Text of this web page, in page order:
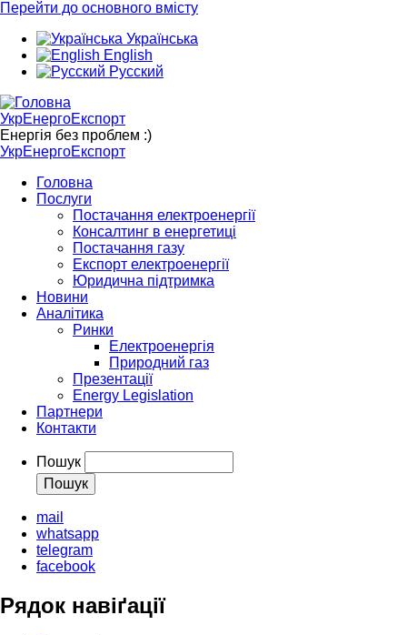
Перейти до основного вмісту
Українська
English
Русский
УкрЕнергоЕкспорт
Енергія без проблем :)
УкрЕнергоЕкспорт
Головна
Послуги
Постачання електроенергії
Консалтинг в енергетиці
Постачання газу
Експорт електроенергії
Юридична підтримка
Новини
Аналітика
Ринки
Електроенергія
Природний газ
Презентації
Energy Legislation
Партнери
Контакти
Пошук
mail
whatsapp
telegram
facebook
Рядок навіґації